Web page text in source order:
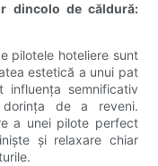
dincolo de căldură:
pilotele hoteliere sunt
estetică a unui pat
semnificativ
dorința de a reveni.
a unei pilote perfect
și relaxare chiar